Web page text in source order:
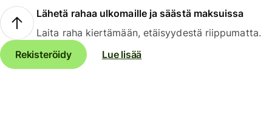
Lähetä rahaa ulkomaille ja säästä maksuissa
Laita raha kiertämään, etäisyydestä riippumatta.
Rekisteröidy
Lue lisää